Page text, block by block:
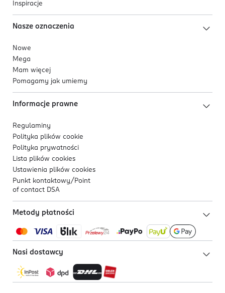
Inspiracje
Nasze oznaczenia
Nowe
Mega
Mam więcej
Pomagamy jak umiemy
Informacje prawne
Regulaminy
Polityka plików cookie
Polityka prywatności
Lista plików cookies
Ustawienia plików cookies
Punkt kontaktowy/ Point
of contact DSA
Metody płatności
Nasi dostawcy